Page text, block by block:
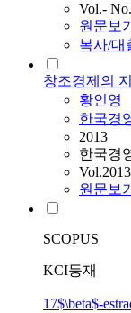
Vol.-
원문보기
복사/대
창조경제의
황인영
한국경
2013
한국경
원문보기
SCOPUS
KCI등재
17$\beta$-